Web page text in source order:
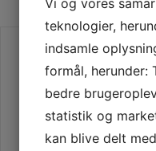
teknologier,
indsamle
formål, herunder:
bedre
statistik og
kan blive delt